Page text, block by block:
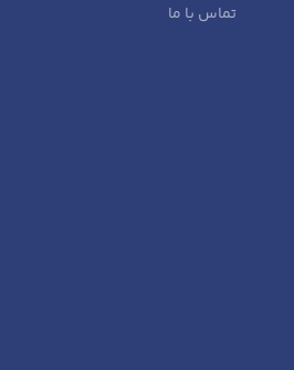
تماس با ما